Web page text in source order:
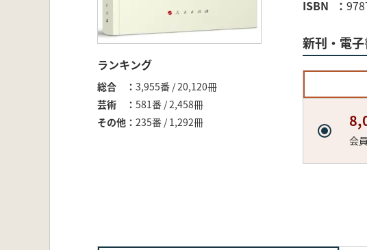
ランキング
総合
3,955番 / 20,120冊
芸術
581番 / 2,458冊
その他
235番 / 1,292冊
ISBN
新刊・電
会